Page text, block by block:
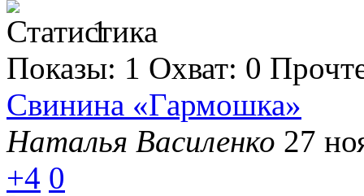
1
Показы: 1 Охват: 0
Свинина «Гармошка»
Наталья Василенко 27
+4 0